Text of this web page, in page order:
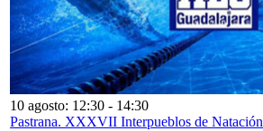
10 agosto: 12:30 - 14:30
Pastrana. XXXVII Interpueblos de Natación